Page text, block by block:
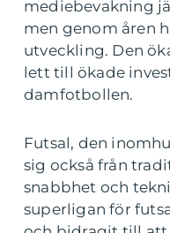
mediebevakning
men genom åren
utveckling. Den
lett till ökade
damfotbollen.
Futsal, den
sig också från
snabbhet och
superligan för